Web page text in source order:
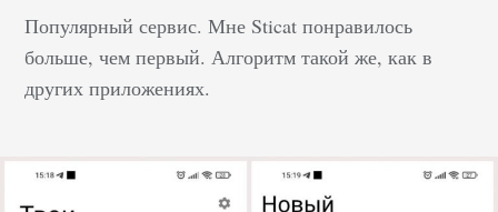
Популярный сервис. Мне Sticat понравилось
больше, чем первый. Алгоритм такой же, как в
других приложениях.